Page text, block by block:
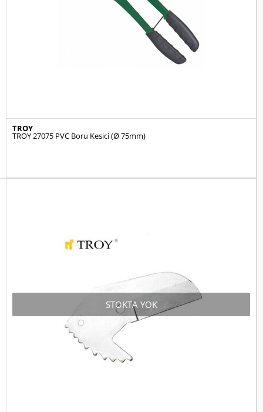
TROY
TROY 27075 PVC Boru Kesici (Ø 75mm)
STOKTA YOK